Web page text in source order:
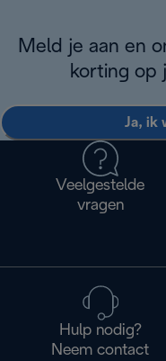
Meld je aan en
korting op
Ja, ik
Veelgestelde
vragen
Hulp nodig?
Neem contact